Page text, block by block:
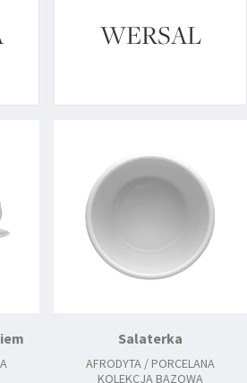
WERSAL
Salaterka
AFRODYTA / PORCELANA
KOLEKCJA BAZOWA